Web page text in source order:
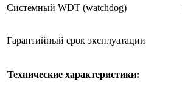
Системный WDT (watchdog)
Гарантийный срок эксплуатации
Технические характеристики: